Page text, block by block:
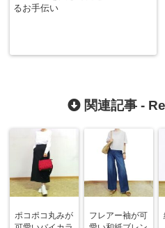
るお手伝い
関連記事 -
ポコポコ丸みが
フレアー袖が可